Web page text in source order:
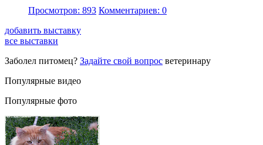
Просмотров: 893 Комментариев: 0
добавить выставку
все выставки
Заболел питомец? Задайте свой вопрос ветеринару
Популярные видео
Популярные фото